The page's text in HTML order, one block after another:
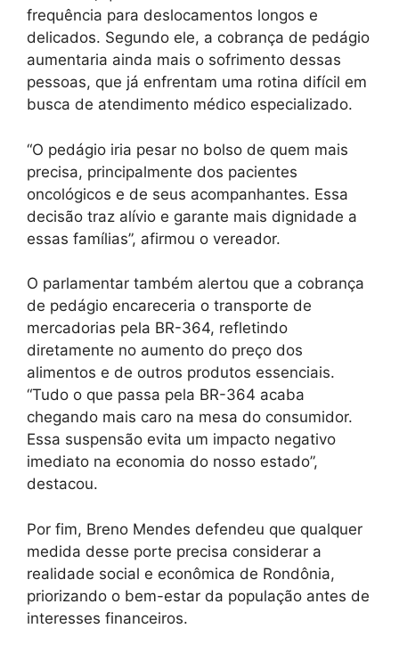
frequência para deslocamentos longos e
delicados. Segundo ele, a cobrança de pedágio
aumentaria ainda mais o sofrimento dessas
pessoas, que já enfrentam uma rotina difícil em
busca de atendimento médico especializado.
“O pedágio iria pesar no bolso de quem mais
precisa, principalmente dos pacientes
oncológicos e de seus acompanhantes. Essa
decisão traz alívio e garante mais dignidade a
essas famílias”, afirmou o vereador.
O parlamentar também alertou que a cobrança
de pedágio encareceria o transporte de
mercadorias pela BR-364, refletindo
diretamente no aumento do preço dos
alimentos e de outros produtos essenciais.
“Tudo o que passa pela BR-364 acaba
chegando mais caro na mesa do consumidor.
Essa suspensão evita um impacto negativo
imediato na economia do nosso estado”,
destacou.
Por fim, Breno Mendes defendeu que qualquer
medida desse porte precisa considerar a
realidade social e econômica de Rondônia,
priorizando o bem-estar da população antes de
interesses financeiros.